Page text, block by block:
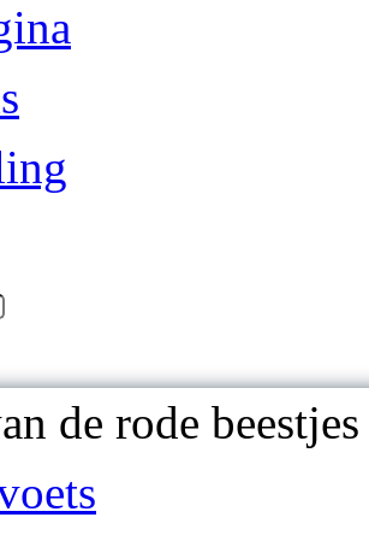
de rode beestjes